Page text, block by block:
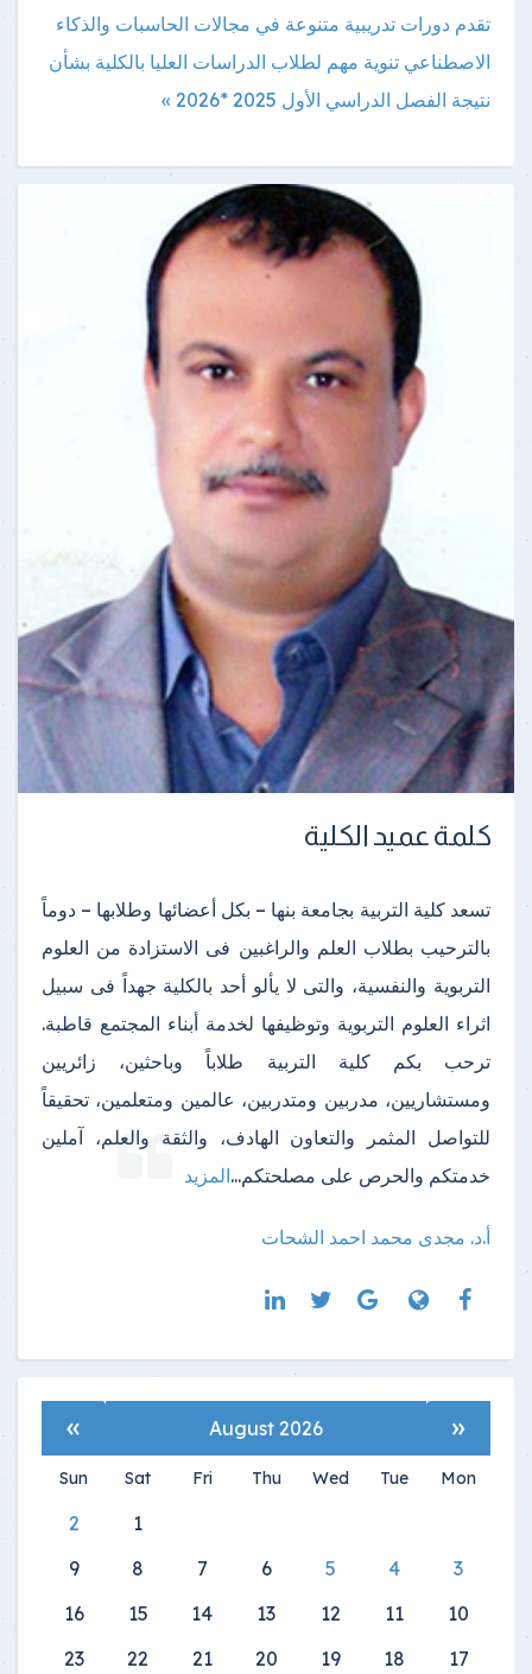
تقدم دورات تدريبية متنوعة في مجالات الحاسبات والذكاء
الاصطناعي تنوية مهم لطلاب الدراسات العليا بالكلية بشأن
نتيجة الفصل الدراسي الأول 2025 *2026 »
كلمة عميد الكلية
تسعد كلية التربية بجامعة بنها – بكل أعضائها وطلابها – دوماً
بالترحيب بطلاب العلم والراغبين فى الاستزادة من العلوم
التربوية والنفسية، والتى لا يألو أحد بالكلية جهداً فى سبيل
اثراء العلوم التربوية وتوظيفها لخدمة أبناء المجتمع قاطبة.
ترحب بكم كلية التربية طلاباً وباحثين، زائريين
ومستشاريين، مدربين ومتدربين، عالمين ومتعلمين، تحقيقاً
للتواصل المثمر والتعاون الهادف، والثقة والعلم، آملين
خدمتكم والحرص على مصلحتكم...المزيد
أ.د. مجدى محمد احمد الشحات
«
August 2026
»
Mon
Tue
Wed
Thu
Fri
Sat
Sun
1
2
3
4
5
6
7
8
9
10
11
12
13
14
15
16
17
18
19
20
21
22
23